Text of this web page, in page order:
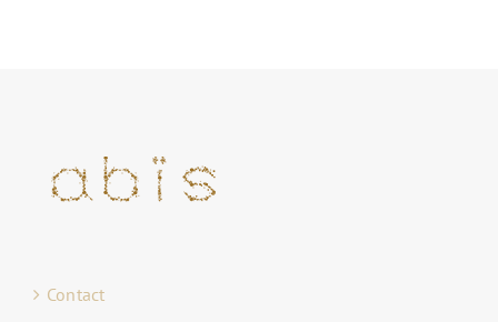
Contact